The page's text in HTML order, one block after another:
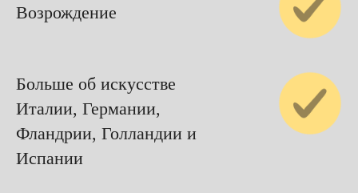
Возрождение
Больше об искусстве
Италии, Германии,
Фландрии, Голландии и
Испании